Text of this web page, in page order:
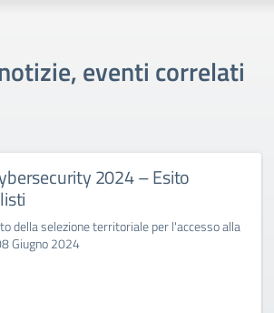
eventi correlati
2024 – Esito
della selezione territoriale per l'accesso alla
Giugno 2024